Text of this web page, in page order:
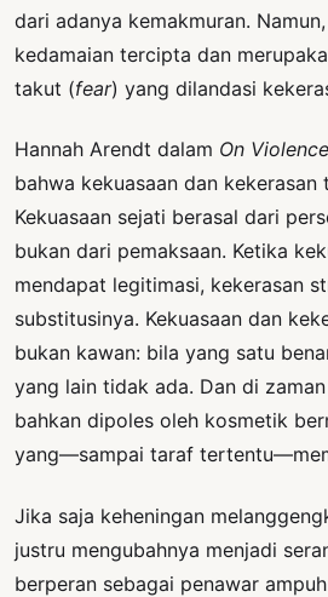
dari adanya kemakmuran.
kedamaian tercipta dan
takut (fear) yang dilandasi
Hannah Arendt dalam On Violence
bahwa kekuasaan dan kekerasan
Kekuasaan sejati berasal dari
bukan dari pemaksaan. Ketika
mendapat legitimasi, kekerasan
substitusinya. Kekuasaan dan
bukan kawan: bila yang satu
yang lain tidak ada. Dan di
bahkan dipoles oleh kosmetik
yang—sampai taraf
Jika saja keheningan
justru mengubahnya menjadi
berperan sebagai penawar